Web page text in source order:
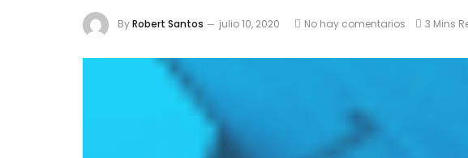
ByRobert Santos julio 10, 2020 No hay comentarios 3 Mins